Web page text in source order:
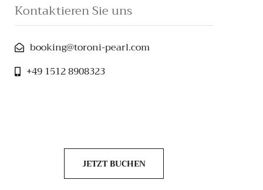
Kontaktieren Sie uns
booking@toroni-pearl.com
+49 1512 8908323
JETZT BUCHEN